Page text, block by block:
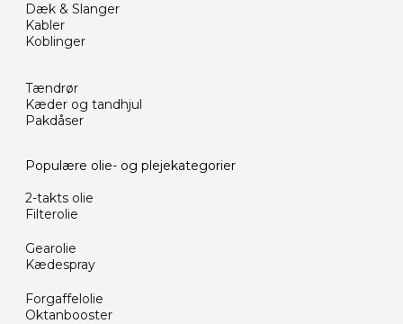
Dæk & Slanger
Kabler
Koblinger
Tændrør
Kæder og tandhjul
Pakdåser
Populære olie- og plejekategorier
2-takts olie
Filterolie
Gearolie
Kædespray
Forgaffelolie
Oktanbooster